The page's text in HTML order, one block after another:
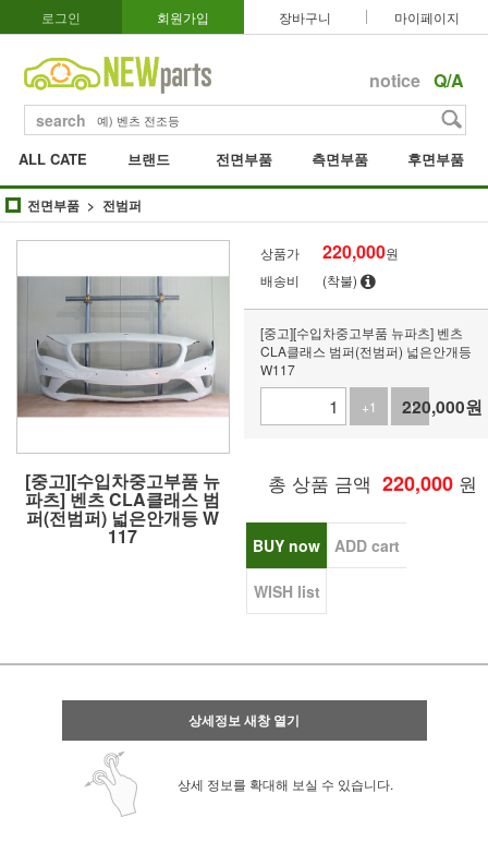
로그인 회원가입 장바구니 마이페이지
notice Q/A
search
ALL CATE 브랜드 전면부품 측면부품 후면부품
전면부품 전범퍼
[중고][수입차중고부품 뉴
파츠] 벤츠 CLA클래스 범
퍼(전범퍼) 넓은안개등 W
117
상품가 220,000원
배송비
(착불)
[중고][수입차중고부품 뉴파츠] 벤츠
CLA클래스 범퍼(전범퍼) 넓은안개등
W117
+1
-1
220,000원
총 상품 금액 220,000 원
BUY now ADD cart
WISH list
상세정보 새창 열기
상세 정보를 확대해 보실 수 있습니다.